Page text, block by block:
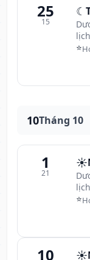
25
15
☾
⭐
10Tháng 10
1
21
☀️
⭐
10 ☀️